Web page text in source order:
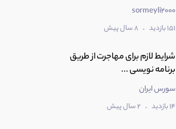
sormeyli2000
151 بازدید . 8 سال پیش
شرایط لازم برای مهاجرت از طریق
برنامه نویسی ...
سورس ایران
14 بازدید . 2 سال پیش